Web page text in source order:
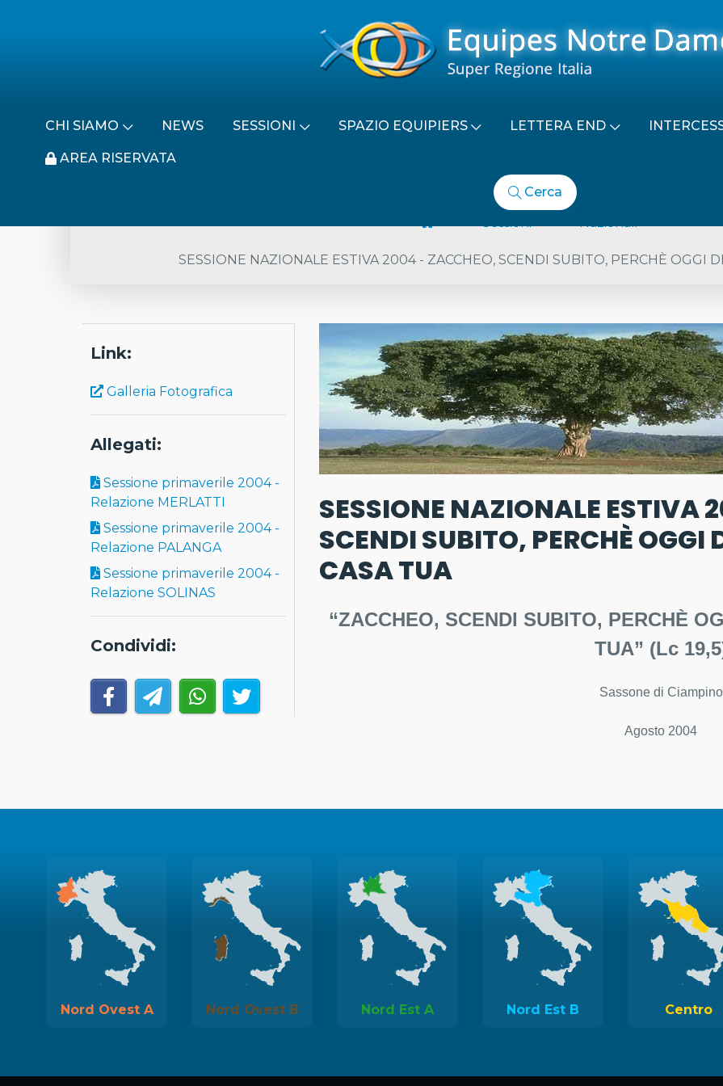
CHI SIAMO NEWS SESSIONI SPAZIO EQUIPIERS LETTERA END
AREA RISERVATA
Cerca
Sessioni
Nazionali
SESSIONE NAZIONALE ESTIVA 2004 - ZACCHEO, SCENDI SUBITO, PERCHÈ OGGI
Link:
Galleria Fotografica
Allegati:
Sessione primaverile 2004 -
Relazione MERLATTI
Sessione primaverile 2004 -
Relazione PALANGA
Sessione primaverile 2004 -
Relazione SOLINAS
Condividi:
SESSIONE NAZIONALE ESTIVA
SCENDI SUBITO, PERCHÈ OGGI
CASA TUA
“ZACCHEO, SCENDI SUBITO, PERCHÈ
TUA” (Lc
Sassone di Ciampino
Agosto 2004
Nord Ovest A Nord Ovest B Nord Est A Nord Est B Centro